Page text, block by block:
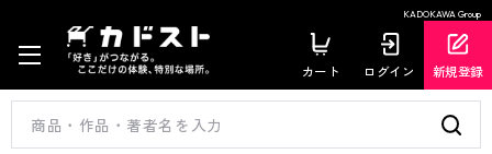
KADOKAWA Group
カート ログイン 新規登録